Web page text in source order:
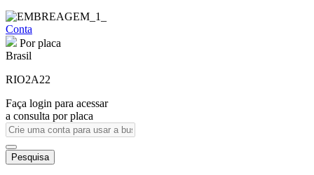
Conta
Por placa
Brasil
RIO2A22
Faça login para acessar
a consulta por placa
Pesquisa